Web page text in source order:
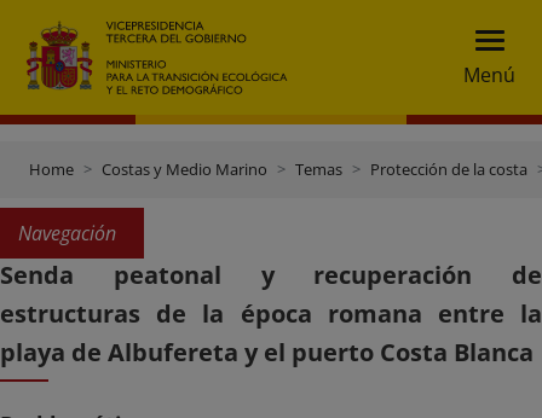
Menú
Home Costas y Medio Marino Temas Protección de la costa
Navegación
Senda peatonal y recuperación de
estructuras de la época romana entre la
playa de Albufereta y el puerto Costa Blanca